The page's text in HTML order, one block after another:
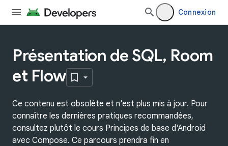
Connexion
Présentation de SQL, Room
et Flow
Ce contenu est obsolète et n'est plus mis à jour. Pour
connaître les dernières pratiques recommandées,
consultez plutôt le cours Principes de base d'Android
avec Compose. Ce parcours prendra fin en